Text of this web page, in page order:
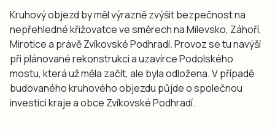
Kruhový objezd by měl výrazně zvýšit bezpečnost na
nepřehledné křižovatce ve směrech na Milevsko, Záhoří,
Mirotice a právě Zvíkovské Podhradí. Provoz se tu navýší
při plánované rekonstrukci a uzavírce Podolského
mostu, která už měla začít, ale byla odložena. V případě
budovaného kruhového objezdu půjde o společnou
investici kraje a obce Zvíkovské Podhradí.